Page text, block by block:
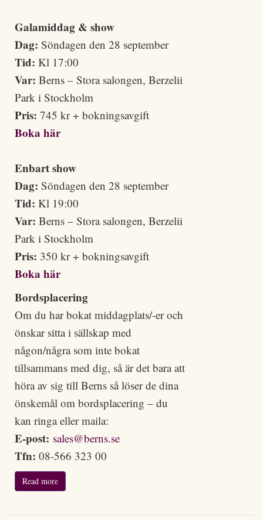
Galamiddag & show
Dag: Söndagen den 28 september
Tid: Kl 17:00
Var: Berns – Stora salongen, Berzelii
Park i Stockholm
Pris: 745 kr + bokningsavgift
Boka här
Enbart show
Dag: Söndagen den 28 september
Tid: Kl 19:00
Var: Berns – Stora salongen, Berzelii
Park i Stockholm
Pris: 350 kr + bokningsavgift
Boka här
Bordsplacering
Om du har bokat middagplats/-er och
önskar sitta i sällskap med
någon/några som inte bokat
tillsammans med dig, så är det bara att
höra av sig till Berns så löser de dina
önskemål om bordsplacering – du
kan ringa eller maila:
E-post: sales@berns.se
Tfn: 08-566 323 00
Read more